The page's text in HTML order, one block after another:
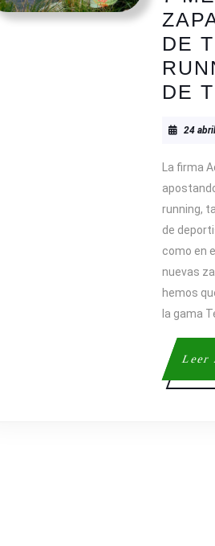
DE
DE
24
La firma
running,
de
como en
nuevas
hemos
la gama
Leer